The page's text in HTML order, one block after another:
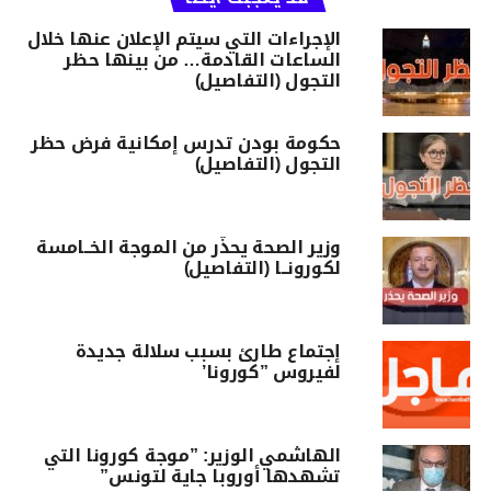
الإجراءات التي سيتم الإعلان عنها خلال
الساعات القادمة… من بينها حظر
التجول (التفاصيل)
حكومة بودن تدرس إمكانية فرض حظر
التجول (التفاصيل)
وزير الصحة يحذّر من الموجة الخــامسة
لكورونــا (التفاصيل)
إجتماع طارئ بسبب سلالة جديدة
لفيروس ”كورونا’
الهاشمي الوزير: ”موجة كورونا التي
تشهدها أوروبا جاية لتونس”